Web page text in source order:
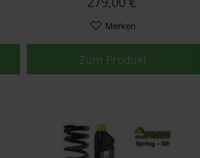
ab 2017
Austauschfedern
Merken
Zum Produkt